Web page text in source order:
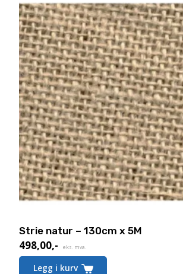
Strie natur – 130cm x 5M
498,00,- eks. mva.
Legg i kurv